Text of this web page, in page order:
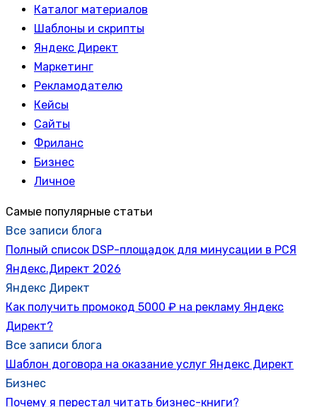
Каталог материалов
Шаблоны и скрипты
Яндекс Директ
Маркетинг
Рекламодателю
Кейсы
Сайты
Фриланс
Бизнес
Личное
Самые популярные статьи
Все записи блога
Полный список DSP-площадок для минусации в РСЯ
Яндекс.Директ 2026
Яндекс Директ
Как получить промокод 5000 ₽ на рекламу Яндекс
Директ?
Все записи блога
Шаблон договора на оказание услуг Яндекс Директ
Бизнес
Почему я перестал читать бизнес-книги?